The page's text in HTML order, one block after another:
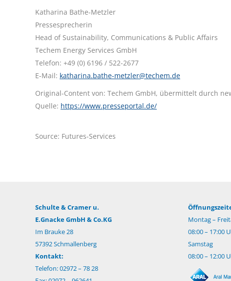
Katharina Bathe-Metzler
Pressesprecherin
Head of Sustainability, Communications & Public Affairs
Techem Energy Services GmbH
Telefon: +49 (0) 6196 / 522-2677
E-Mail: katharina.bathe-metzler@techem.de
Original-Content von: Techem GmbH, übermittelt durch
Quelle: https://www.presseportal.de/
Source: Futures-Services
Schulte & Cramer u.
E.Gnacke GmbH & Co.KG
Im Brauke 28
57392 Schmallenberg
Kontakt:
Telefon: 02972 – 78 28
Montag –
08:00 – 17:00
Samstag
08:00 – 12:00